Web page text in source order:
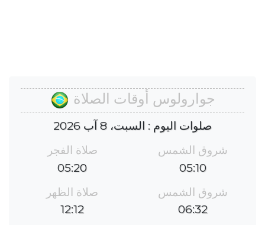
جوارولوس أوقات الصلاة
صلوات اليوم : السبت، 8 آب 2026
شروق الشمس
05:10
صلاة الفجر
05:20
شروق الشمس
06:32
صلاة الظهر
12:12